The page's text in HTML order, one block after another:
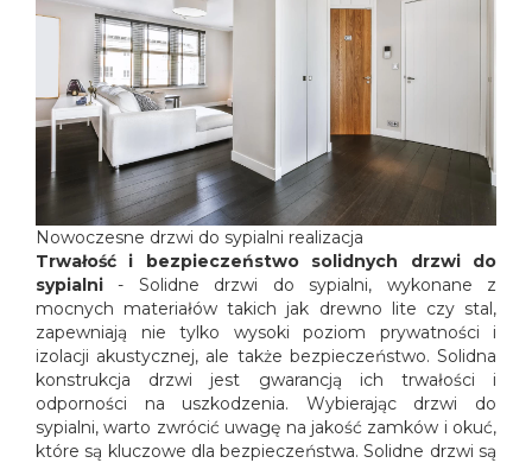
Nowoczesne drzwi do sypialni realizacja
Trwałość i bezpieczeństwo solidnych drzwi do
sypialni - Solidne drzwi do sypialni, wykonane z
mocnych materiałów takich jak drewno lite czy stal,
zapewniają nie tylko wysoki poziom prywatności i
izolacji akustycznej, ale także bezpieczeństwo. Solidna
konstrukcja drzwi jest gwarancją ich trwałości i
odporności na uszkodzenia. Wybierając drzwi do
sypialni, warto zwrócić uwagę na jakość zamków i okuć,
które są kluczowe dla bezpieczeństwa. Solidne drzwi są